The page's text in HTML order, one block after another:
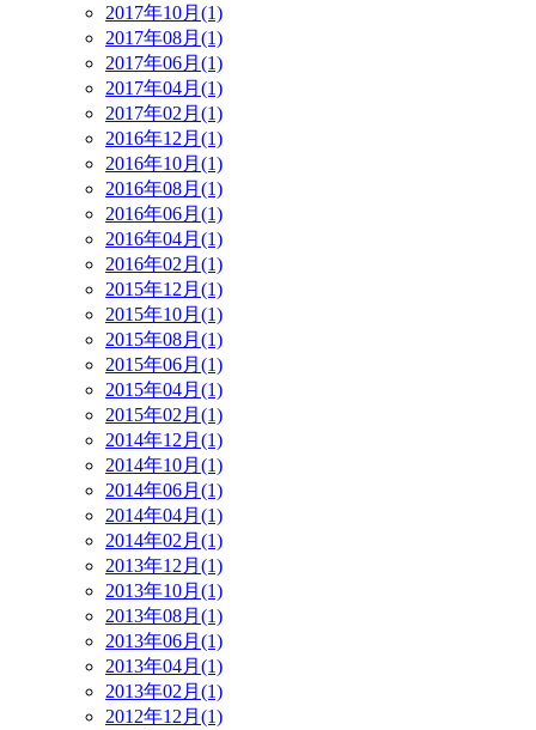
2017年10月(1)
2017年08月(1)
2017年06月(1)
2017年04月(1)
2017年02月(1)
2016年12月(1)
2016年10月(1)
2016年08月(1)
2016年06月(1)
2016年04月(1)
2016年02月(1)
2015年12月(1)
2015年10月(1)
2015年08月(1)
2015年06月(1)
2015年04月(1)
2015年02月(1)
2014年12月(1)
2014年10月(1)
2014年06月(1)
2014年04月(1)
2014年02月(1)
2013年12月(1)
2013年10月(1)
2013年08月(1)
2013年06月(1)
2013年04月(1)
2013年02月(1)
2012年12月(1)